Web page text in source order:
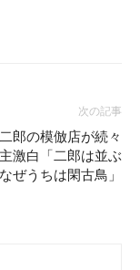
次の記事
郎の模倣店が続々
激白「二郎は並ぶ
ぜうちは閑古鳥」